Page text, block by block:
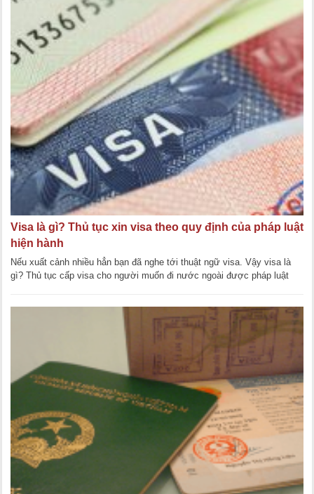
Visa là gì? Thủ tục xin visa theo quy định của pháp luật
hiện hành
Nếu xuất cảnh nhiều hẳn bạn đã nghe tới thuật ngữ visa. Vậy visa là
gì? Thủ tục cấp visa cho người muốn đi nước ngoài được pháp luật